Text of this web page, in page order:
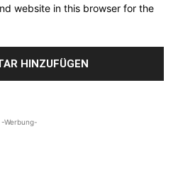
website in this browser for the
-Werbung-